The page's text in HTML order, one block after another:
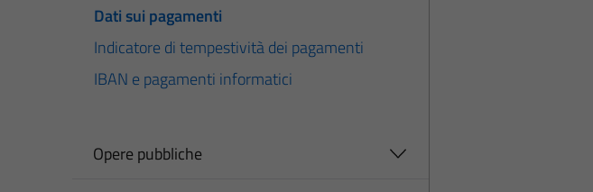
Dati sui pagamenti
Indicatore di tempestività dei pagamenti
IBAN e pagamenti informatici
Opere pubbliche